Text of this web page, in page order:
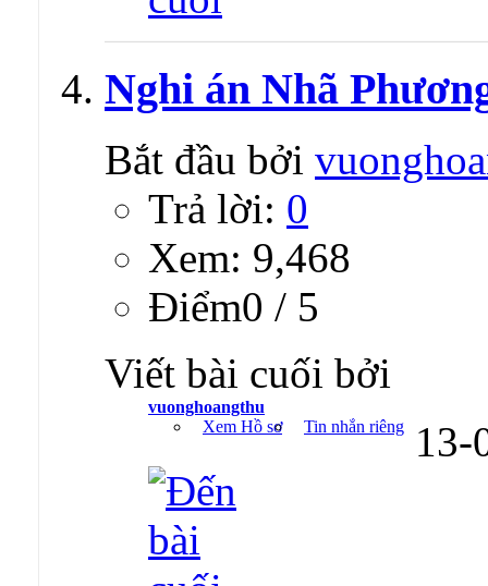
Nghi án Nhã
Bắt đầu bởi
Trả lời: 0
Xem: 9,468
Ðiểm0 / 5
Viết bài cuối bởi
vuonghoangthu
Xem Hồ sơ
Tin nhắn riêng